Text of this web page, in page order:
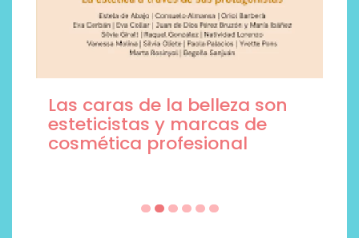
Las caras de la belleza son
esteticistas y marcas de
cosmética profesional